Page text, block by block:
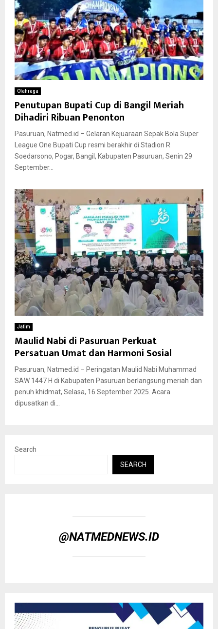
Olahraga
Penutupan Bupati Cup di Bangil Meriah
Dihadiri Ribuan Penonton
Pasuruan, Natmed.id – Gelaran Kejuaraan Sepak Bola Super
League One Bupati Cup resmi berakhir di Stadion R
Soedarsono, Pogar, Bangil, Kabupaten Pasuruan, Senin 29
September...
Jatim
Maulid Nabi di Pasuruan Perkuat
Persatuan Umat dan Harmoni Sosial
Pasuruan, Natmed.id – Peringatan Maulid Nabi Muhammad
SAW 1447 H di Kabupaten Pasuruan berlangsung meriah dan
penuh khidmat, Selasa, 16 September 2025. Acara
dipusatkan di...
Search
SEARCH
@NATMEDNEWS.ID